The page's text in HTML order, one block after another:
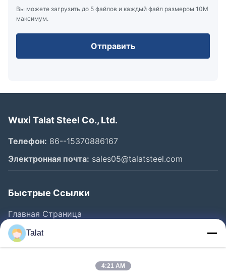
Вы можете загрузить до 5 файлов и каждый файл размером 10M
максимум.
Отправить
Wuxi Talat Steel Co., Ltd.
Телефон: 86--15370886167
Электронная почта: sales05@talatsteel.com
Быстрые Ссылки
Главная Страница
Продукция
О Компании
Talat
4:21 AM